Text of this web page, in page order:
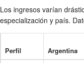
Los ingresos varían
especialización y país.
Perfil Argentina